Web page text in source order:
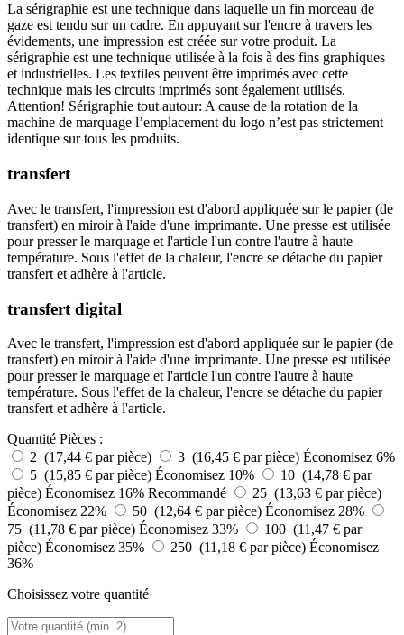
La sérigraphie est une technique dans laquelle un fin morceau de
gaze est tendu sur un cadre. En appuyant sur l'encre à travers les
évidements, une impression est créée sur votre produit. La
sérigraphie est une technique utilisée à la fois à des fins graphiques
et industrielles. Les textiles peuvent être imprimés avec cette
technique mais les circuits imprimés sont également utilisés.
Attention! Sérigraphie tout autour: A cause de la rotation de la
machine de marquage l’emplacement du logo n’est pas strictement
identique sur tous les produits.
transfert
Avec le transfert, l'impression est d'abord appliquée sur le papier (de
transfert) en miroir à l'aide d'une imprimante. Une presse est utilisée
pour presser le marquage et l'article l'un contre l'autre à haute
température. Sous l'effet de la chaleur, l'encre se détache du papier
transfert et adhère à l'article.
transfert digital
Avec le transfert, l'impression est d'abord appliquée sur le papier (de
transfert) en miroir à l'aide d'une imprimante. Une presse est utilisée
pour presser le marquage et l'article l'un contre l'autre à haute
température. Sous l'effet de la chaleur, l'encre se détache du papier
transfert et adhère à l'article.
Quantité Pièces :
2 (17,44 € par pièce)
3 (16,45 € par pièce) Économisez 6%
5 (15,85 € par pièce) Économisez 10%
10 (14,78 € par
pièce) Économisez 16% Recommandé
25 (13,63 € par pièce)
Économisez 22%
50 (12,64 € par pièce) Économisez 28%
75 (11,78 € par pièce) Économisez 33%
100 (11,47 € par
pièce) Économisez 35% 250 (11,18 € par pièce) Économisez
36%
Choisissez votre quantité